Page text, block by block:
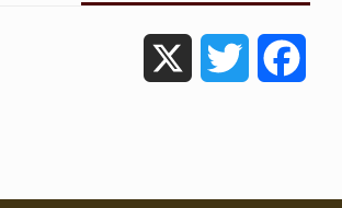
Facebook
Twitter